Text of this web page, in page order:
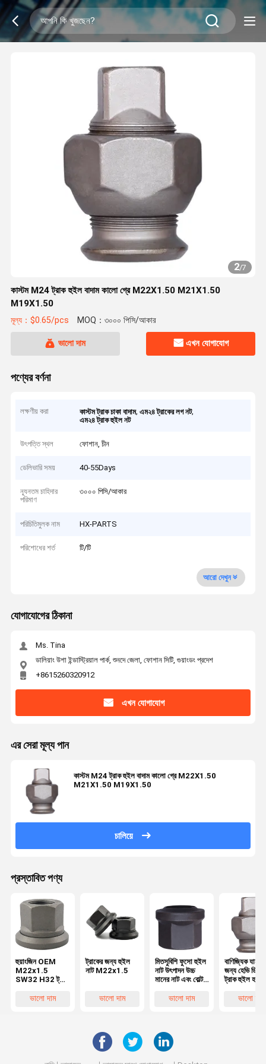
2/7
কাস্টম M24 ট্রাক হুইল বাদাম কালো গ্রে M22X1.50 M21X1.50
M19X1.50
মূল্য：$0.65/pcs MOQ：৩০০০ পিসি/আকার
ভালো দাম এখন যোগাযোগ
পণ্যের বর্ণনা
লক্ষণীয় করা কাস্টম ট্রাক চাকা বাদাম,এম২৪ ট্রাকের লগ নট,
এম২৪ ট্রাক হুইল নট
উৎপত্তি স্থল ফোশান, চীন
ডেলিভারি সময় 40-55Days
ন্যূনতম চাহিদার
পরিমাণ
৩০০০ পিসি/আকার
পরিচিতিমুলক নাম HX-PARTS
পরিশোধের শর্ত টি/টি
আরো দেখুন
যোগাযোগের ঠিকানা
Ms. Tina
ডালিয়াং উশা ইন্ডাস্ট্রিয়াল পার্ক, শুনদে জেলা, ফোশান সিটি, গুয়াংডং প্রদেশ
+8615260320912
এখন যোগাযোগ
এর সেরা মূল্য পান
কাস্টম M24 ট্রাক হুইল বাদাম কালো গ্রে M22X1.50
M21X1.50 M19X1.50
চালিয়ে
প্রস্তাবিত পণ্য
হুয়াংজিন OEM
M22x1.5
SW32 H32 ট্রাক
কাস্টমাইজযোগ্য
ভালো দাম
ট্রাকের জন্য হুইল
নাট M22x1.5
ভালো দাম
মিতসুবিশি ফুসো হুইল
নাট উৎপাদন উচ্চ
মানের নাট এবং বোল্ট
প্রতিস্থাপনের জন্য
ভালো দাম
বাণিজ্যিক
জন্য হেভি ডিউটি
ট্রাক হুইল হাব
ভালো দাম